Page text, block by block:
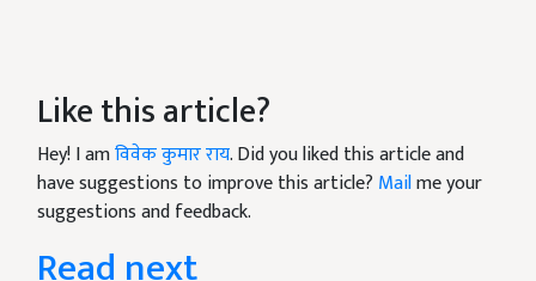
Like this article?
Hey! I amविवेक कुमार राय. Did you liked this article and
have suggestions to improve this article? Mailme your
suggestions and feedback.